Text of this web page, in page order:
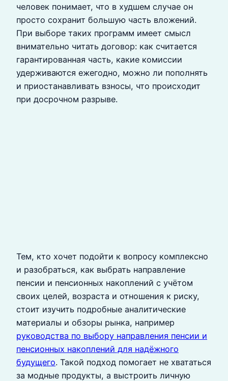
человек понимает, что в худшем случае он
просто сохранит большую часть вложений.
При выборе таких программ имеет смысл
внимательно читать договор: как считается
гарантированная часть, какие комиссии
удерживаются ежегодно, можно ли пополнять
и приостанавливать взносы, что происходит
при досрочном разрыве.
Тем, кто хочет подойти к вопросу комплексно
и разобраться, как выбрать направление
пенсии и пенсионных накоплений с учётом
своих целей, возраста и отношения к риску,
стоит изучить подробные аналитические
материалы и обзоры рынка, например
руководства по выбору направления пенсии и
пенсионных накоплений для надёжного
будущего. Такой подход помогает не хвататься
за модные продукты, а выстроить личную